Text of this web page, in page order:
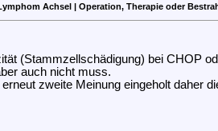
Achsel | Operation, Therapie oder
(Stammzellschädigung) bei CHOP
auch nicht muss.
zweite Meinung eingeholt daher